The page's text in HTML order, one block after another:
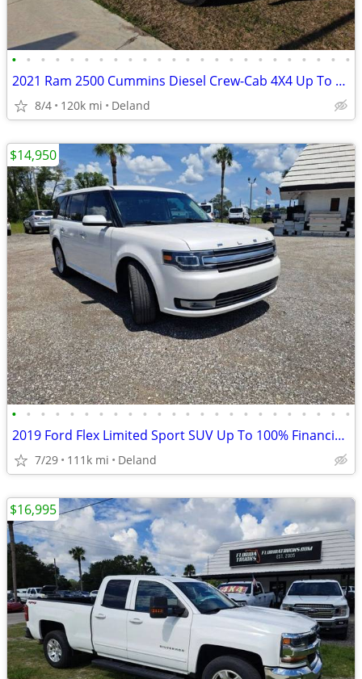
• • • • • • • • • • • • • • • • • • • • • • • •
2021 Ram 2500 Cummins Diesel Crew-Cab 4X4 Up To 100% Financing
8/4 120k mi Deland
• • • • • • • • • • • • • • • • • • • • • • • •
2019 Ford Flex Limited Sport SUV Up To 100% Financing/Warranty
7/29 111k mi Deland
$14,950
$16,995